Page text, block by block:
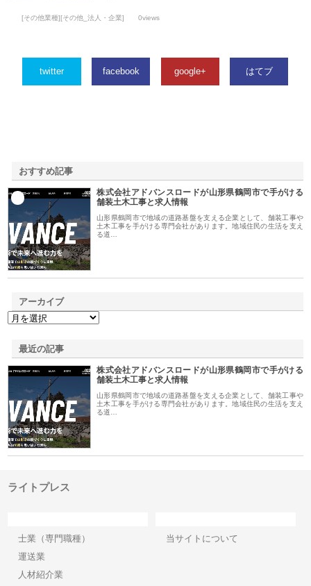
[その他業種][その他_法人・企業] 0views
twitter facebook google+ はてブ
おすすめ記事
株式会社アドバンスロードが山形県鶴岡市で手がける
舗装土木工事と求人情報
山形県鶴岡市で地域の道路基盤を支える企業として、舗装工事や
土木工事を手がける専門会社があります。地域住民の生活を支え
る道…
アーカイブ
最近の記事
株式会社アドバンスロードが山形県鶴岡市で手がける
舗装土木工事と求人情報
山形県鶴岡市で地域の道路基盤を支える企業として、舗装工事や
土木工事を手がける専門会社があります。地域住民の生活を支え
る道…
ライトプレス
士業（専門職種）
運送業
人材紹介業
当サイトについて